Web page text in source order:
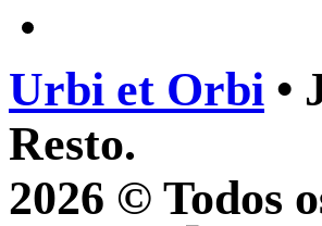
Urbi et Orbi •
Resto.
2026 © Todos